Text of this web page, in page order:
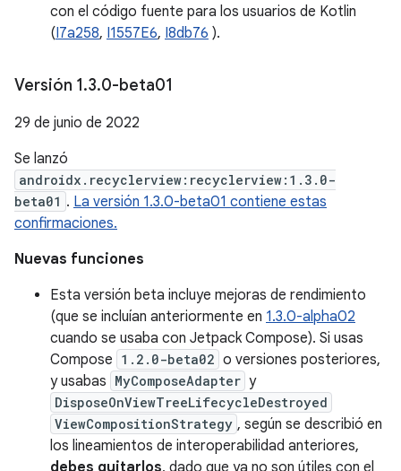
con el código fuente para los usuarios de Kotlin
(I7a258, I1557E6, I8db76 ).
Versión 1.3.0-beta01
29 de junio de 2022
Se lanzó
androidx.recyclerview:recyclerview:1.3.0-
beta01 . La versión 1.3.0-beta01 contiene estas
confirmaciones.
Nuevas funciones
Esta versión beta incluye mejoras de rendimiento
(que se incluían anteriormente en 1.3.0-alpha02
cuando se usaba con Jetpack Compose). Si usas
Compose 1.2.0-beta02 o versiones posteriores,
y usabas MyComposeAdapter y
DisposeOnViewTreeLifecycleDestroyed
ViewCompositionStrategy , según se describió en
los lineamientos de interoperabilidad anteriores,
debes quitarlos, dado que ya no son útiles con el